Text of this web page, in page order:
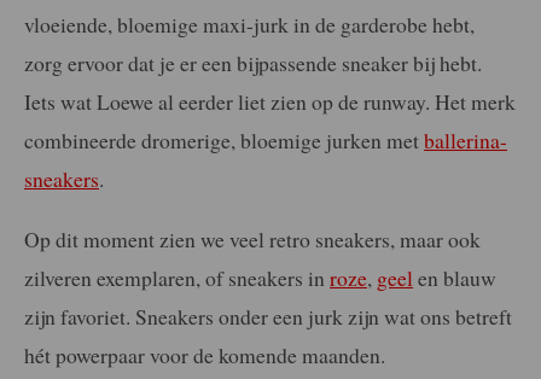
vloeiende, bloemige maxi-jurk in de garderobe hebt,
zorg ervoor dat je er een bijpassende sneaker bij hebt.
Iets wat Loewe al eerder liet zien op de runway. Het merk
combineerde dromerige, bloemige jurken metballerina-
sneakers.
Op dit moment zien we veel retro sneakers, maar ook
zilveren exemplaren, of sneakers in roze, geel en blauw
zijn favoriet. Sneakers onder een jurk zijn wat ons betreft
hét powerpaar voor de komende maanden.